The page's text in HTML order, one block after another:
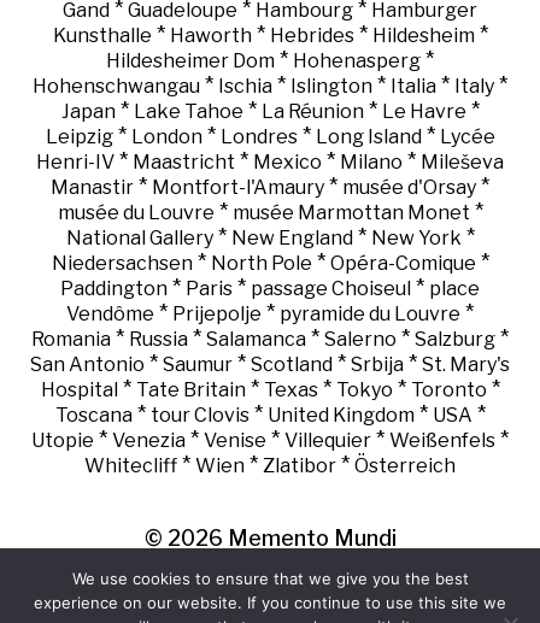
Gand * Guadeloupe * Hambourg * Hamburger
Kunsthalle * Haworth* Hebrides* Hildesheim*
Hildesheimer Dom * Hohenasperg *
Hohenschwangau * Ischia * Islington * Italia * Italy *
Japan* Lake Tahoe * La Réunion* Le Havre *
Leipzig* London* Londres* Long Island* Lycée
Henri-IV * Maastricht * Mexico * Milano * Mileševa
Manastir * Montfort-l'Amaury * musée d'Orsay *
musée du Louvre * musée Marmottan Monet *
National Gallery* New England* New York *
Niedersachsen* North Pole * Opéra-Comique *
Paddington * Paris * passage Choiseul * place
Vendôme * Prijepolje * pyramide du Louvre *
Romania * Russia * Salamanca * Salerno * Salzburg *
San Antonio * Saumur * Scotland * Srbija * St. Mary's
Hospital* Tate Britain* Texas* Tokyo * Toronto *
Toscana* tour Clovis* United Kingdom* USA *
Utopie * Venezia * Venise * Villequier * Weißenfels *
Whitecliff * Wien * Zlatibor * Österreich
© 2026 Memento Mundi
We use cookies to ensure that we give you the best
experience on our website. If you continue to use this site we